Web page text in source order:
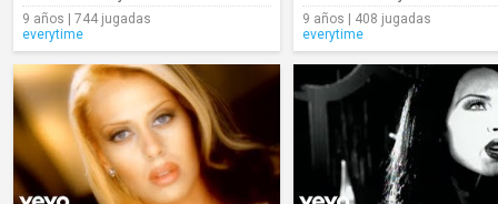
9 años | 744 jugadas
everytime
9 años | 408 jugadas
everytime